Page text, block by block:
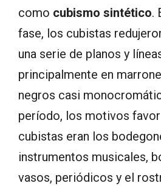
como cubismo sintético.
fase, los cubistas
una serie de planos y
principalmente en
negros casi
período, los motivos
cubistas eran los
instrumentos musicales,
vasos, periódicos y el